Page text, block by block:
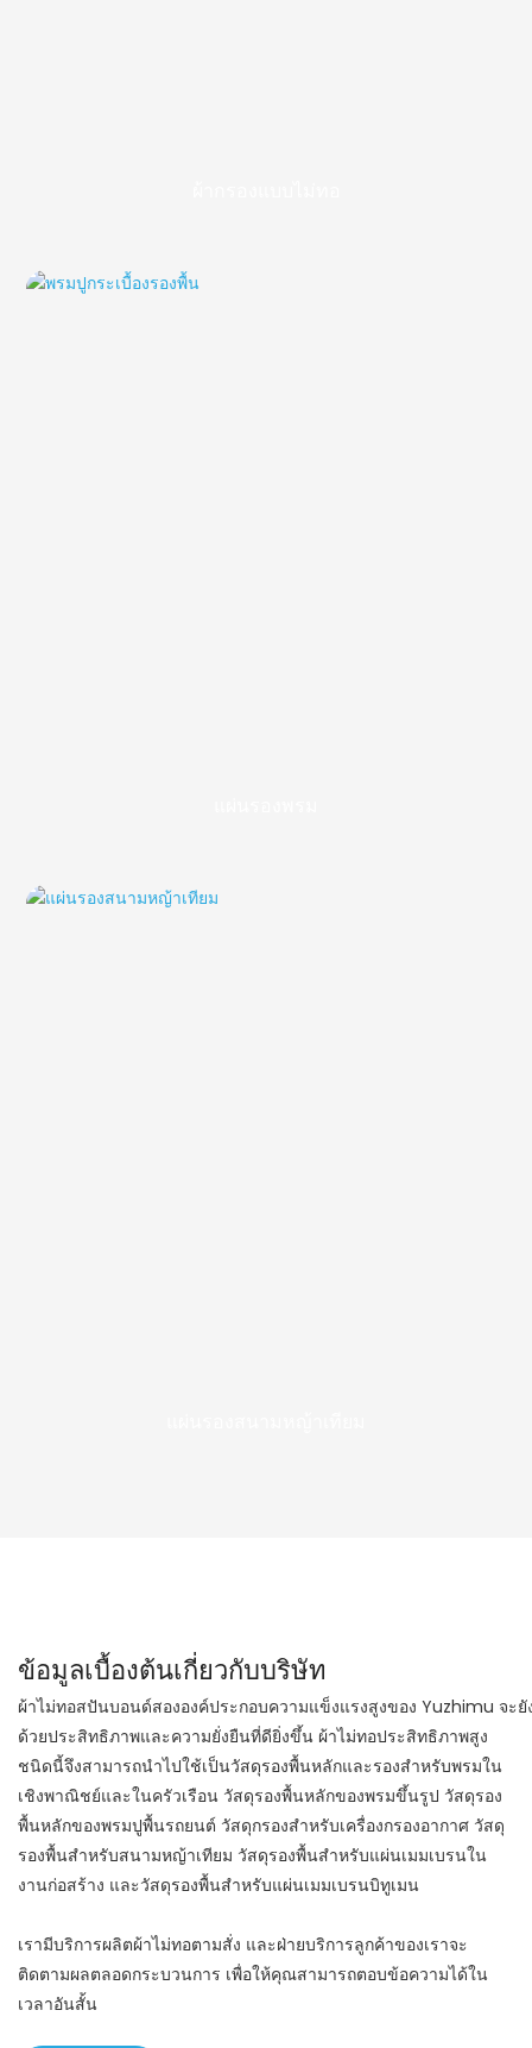
ข้อมูลเบื้องต้นเกี่ยวกับบริษัท
ผ้าไม่ทอสปันบอนด์สององค์ประกอบความแข็งแรงสูงของ Yuzhimu จะ
ด้วยประสิทธิภาพและความยั่งยืนที่ดียิ่งขึ้น ผ้าไม่ทอประสิทธิภาพสูง
ชนิดนี้จึงสามารถนำไปใช้เป็นวัสดุรองพื้นหลักและรองสำหรับพรมใน
เชิงพาณิชย์และในครัวเรือน วัสดุรองพื้นหลักของพรมขึ้นรูป วัสดุรอง
พื้นหลักของพรมปูพื้นรถยนต์ วัสดุกรองสำหรับเครื่องกรองอากาศ วัสดุ
รองพื้นสำหรับสนามหญ้าเทียม วัสดุรองพื้นสำหรับแผ่นเมมเบรนใน
งานก่อสร้าง และวัสดุรองพื้นสำหรับแผ่นเมมเบรนบิทูเมน
เรามีบริการผลิตผ้าไม่ทอตามสั่ง และฝ่ายบริการลูกค้าของเราจะ
ติดตามผลตลอดกระบวนการ เพื่อให้คุณสามารถตอบข้อความได้ใน
เวลาอันสั้น